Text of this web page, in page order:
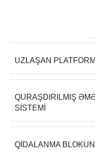
UZLAŞAN
QURAŞDIRILMIŞ
SISTEMI
QIDALANMA